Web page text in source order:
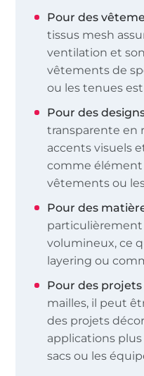
Pour des
tissus mesh
ventilation et
vêtements de
ou les tenues
Pour des
transparente en
accents visuels
comme élément
vêtements ou
Pour des
volumineux, ce
layering ou
Pour des projets
mailles, il peut
des projets
applications
sacs ou les